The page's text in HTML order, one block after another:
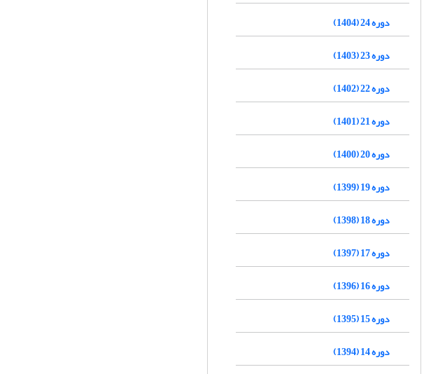
دوره 24 (1404)
دوره 23 (1403)
دوره 22 (1402)
دوره 21 (1401)
دوره 20 (1400)
دوره 19 (1399)
دوره 18 (1398)
دوره 17 (1397)
دوره 16 (1396)
دوره 15 (1395)
دوره 14 (1394)